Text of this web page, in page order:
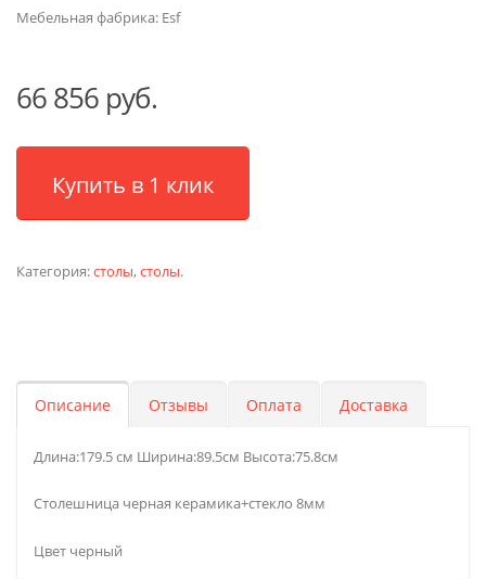
Мебельная фабрика: Esf
66 856 руб.
Купить в 1 клик
Категория:столы,столы.
Описание Отзывы Оплата Доставка
Длина:179.5 см Ширина:89.5см Высота:75.8см
Столешница черная керамика+стекло 8мм
Цвет черный